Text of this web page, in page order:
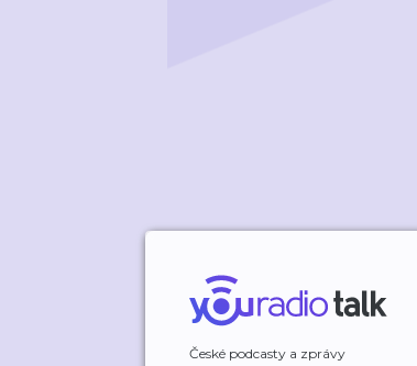
České podcasty a zprávy